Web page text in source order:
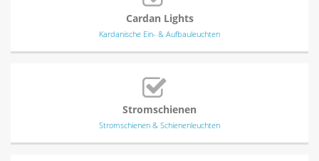
Cardan Lights
Kardanische Ein- & Aufbauleuchten
Stromschienen
Stromschienen & Schienenleuchten